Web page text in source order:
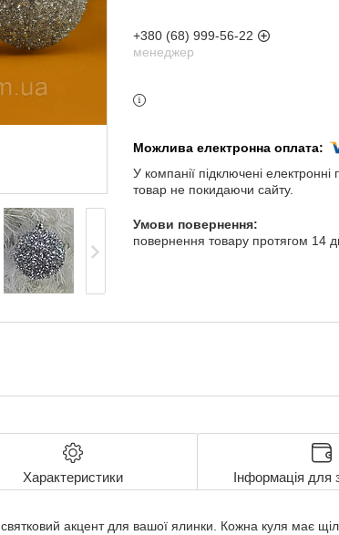
+380 (68) 999-56-22
менеджер
У компанії підключені
товар не покидаючи сайту.
повернення товару протягом 14
Характеристики Інформація для
акцент для вашої ялинки. Кожна куля має